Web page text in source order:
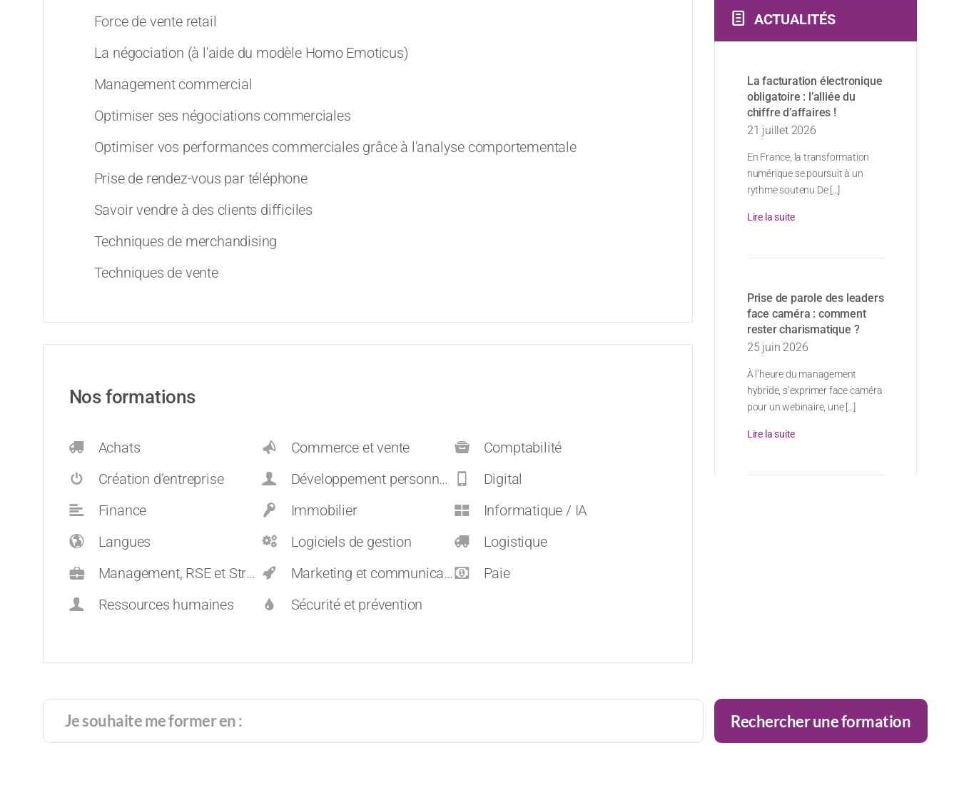
Force de vente retail
La négociation (à l'aide du modèle Homo Emoticus)
Management commercial
Optimiser ses négociations commerciales
Optimiser vos performances commerciales grâce à l'analyse comportementale
Prise de rendez-vous par téléphone
Savoir vendre à des clients difficiles
Techniques de merchandising
Techniques de vente
Nos formations
Achats Commerce et vente
Comptabilité
Création d’entreprise
Développement personnel et carrières
Digital
Finance
Immobilier
Informatique / IA
Langues
Logiciels de gestion
Logistique
Management, RSE et Stratégie
Marketing et communication
Paie
Ressources humaines
Sécurité et prévention
ACTUALITÉS
La facturation électronique
obligatoire : l’alliée du
chiffre d’affaires !
21 juillet 2026
En France, la transformation
numérique se poursuit à un
rythme soutenu De [...]
Lire la suite
Prise de parole des leaders
face caméra : comment
rester charismatique ?
25 juin 2026
À l’heure du management
hybride, s’exprimer face caméra
pour un webinaire, une [...]
Lire la suite
Rechercher une formation